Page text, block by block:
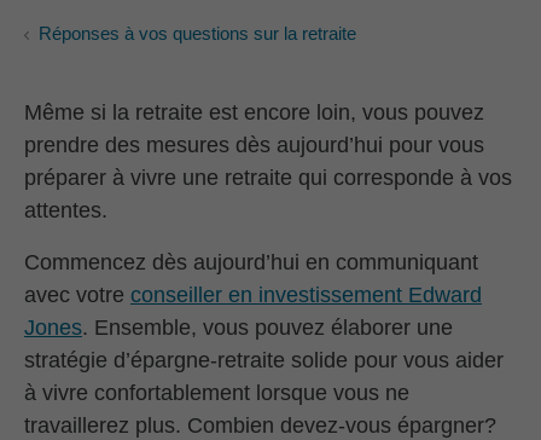
Réponses à vos questions sur la retraite
Même si la retraite est encore loin, vous pouvez
prendre des mesures dès aujourd’hui pour vous
préparer à vivre une retraite qui corresponde à vos
attentes.
Commencez dès aujourd’hui en communiquant
avec votre conseiller en investissement Edward
Jones. Ensemble, vous pouvez élaborer une
stratégie d’épargne-retraite solide pour vous aider
à vivre confortablement lorsque vous ne
travaillerez plus. Combien devez-vous épargner?